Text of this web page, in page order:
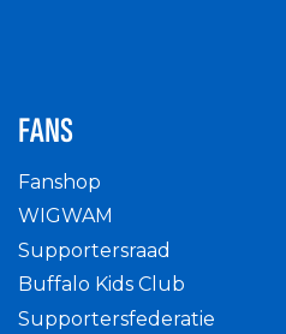
FANS
Fanshop
WIGWAM
Supportersraad
Buffalo Kids Club
Supportersfederatie